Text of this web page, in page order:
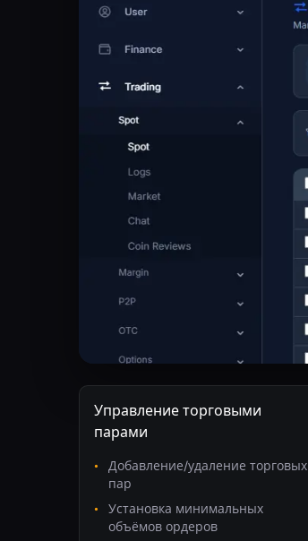
Управление торговыми
парами
Добавление/удаление торговых
пар
Установка минимальных
объёмов ордеров